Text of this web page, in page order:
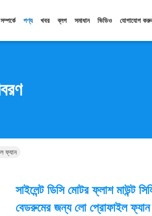
পণ্য খবর ব্লগ সমাধান ভিডিও যোগাযোগ
ফ্যান
সাইলেন্ট ডিসি মোটর ফ্লাশ মাউন্ট
বেডরুমের জন্য লো প্রোফাইল ফ্যান